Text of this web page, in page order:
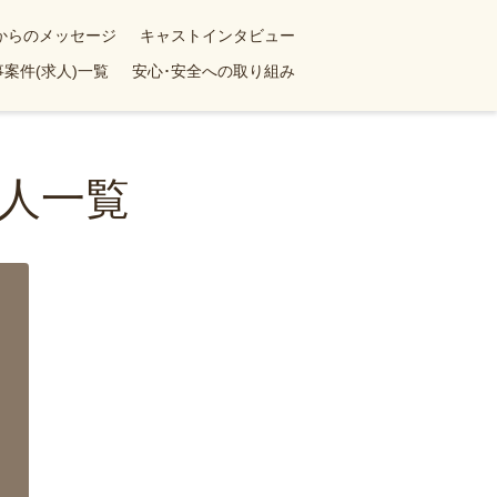
らのメッセージ
キャストインタビュー
案件(求人)一覧 安心･安全への取り組み
一覧